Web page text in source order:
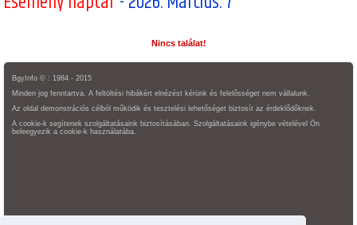
Nincs találat!
BgyInfo © : 1984 - 2015
Minden jog fenntartva. A feltöltési hibákért elnézést kérünk és felelősséget nem vállalunk.
Az oldal demonstrációs célból működik és tesztelési lehetőséget biztosít az érdeklődőknek.
A cookie-k segítenek szolgáltatásaink biztosításában. Szolgáltatásaink igénybe vételével Ön
beleegyezik a cookie-k használatába.